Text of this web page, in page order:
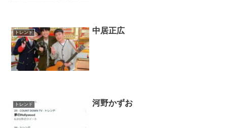
トレンド 中居正広
トレンド 河野かずお